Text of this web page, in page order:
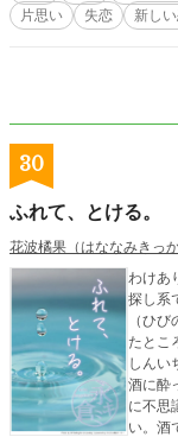
片思い
失恋 新し
30
ふれて、とける。
花波橘果（はななみきっか
わけあ
探し系
（ひ
たとこ
しんい
酒に酔
に不
い。酒